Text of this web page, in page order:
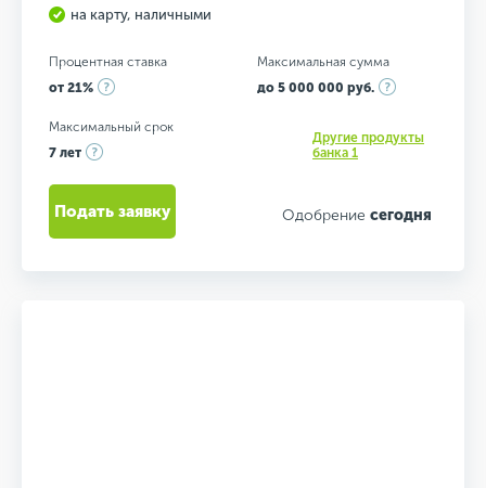
на карту, наличными
Процентная ставка
от 21%
Максимальная сумма
до 5 000 000 руб.
Максимальный срок
7 лет
Другие продукты
банка 1
Одобрение сегодня
Подать заявку